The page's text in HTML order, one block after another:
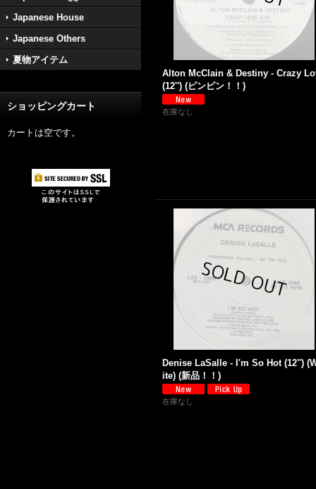
Japanese House
Japanese Others
夏物アイテム
ショッピングカート
カートは空です。
Alton McClain & Destiny - Crazy
(12'') (ピンピン！！)
在庫なし
Denise LaSalle - I'm So Hot (12'')
ite) (新品！！)
在庫なし